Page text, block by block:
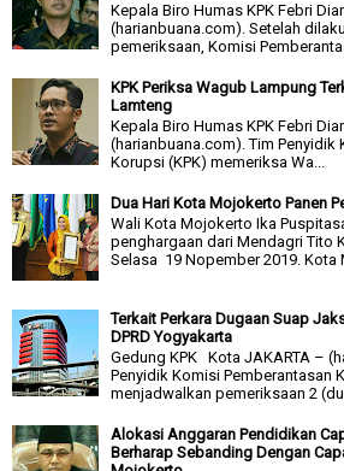
Kepala Biro Humas KPK Febri
(harianbuana.com). Setelah
pemeriksaan, Komisi
KPK Periksa Wagub Lampung
Lamteng
Kepala Biro Humas KPK Febri
(harianbuana.com). Tim Penyidik
Korupsi (KPK) memeriksa Wa...
Dua Hari Kota Mojokerto Panen
Wali Kota Mojokerto Ika
penghargaan dari Mendagri Tito
Selasa 19 Nopember 2019. Kota
Terkait Perkara Dugaan Suap
DPRD Yogyakarta
Gedung KPK Kota JAKARTA –
Penyidik Komisi Pemberantasan
menjadwalkan pemeriksaan 2
Alokasi Anggaran Pendidikan
Berharap Sebanding Dengan